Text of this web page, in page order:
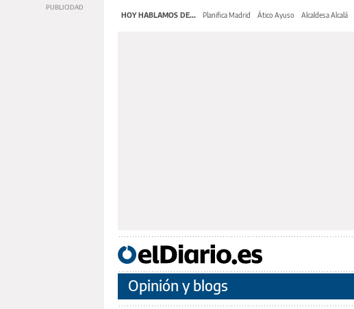
HOY HABLAMOS DE... Planifica Madrid Ático Ayuso Alcaldesa Alcalá
Opinión y blogs